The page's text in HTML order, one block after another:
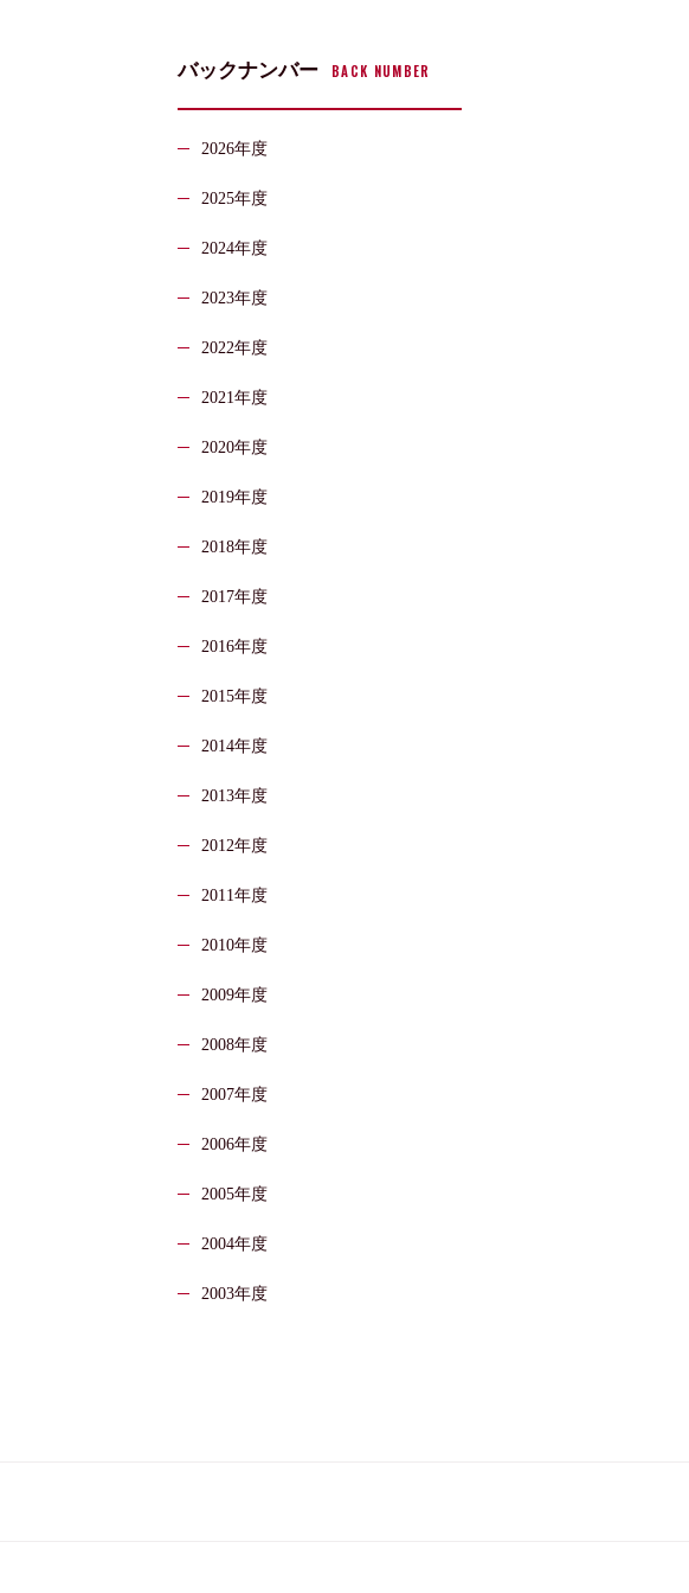
バックナンバー BACK NUMBER
2026年度
2025年度
2024年度
2023年度
2022年度
2021年度
2020年度
2019年度
2018年度
2017年度
2016年度
2015年度
2014年度
2013年度
2012年度
2011年度
2010年度
2009年度
2008年度
2007年度
2006年度
2005年度
2004年度
2003年度